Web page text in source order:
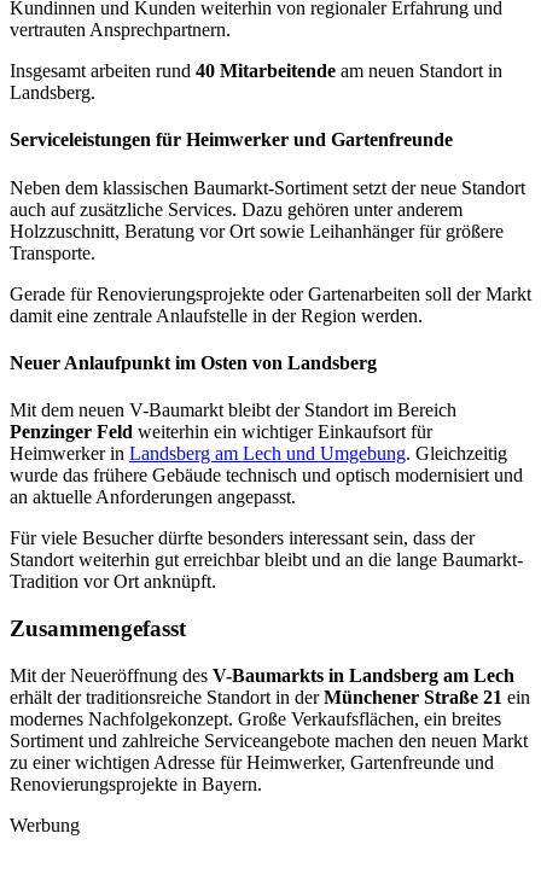
Kundinnen und Kunden weiterhin von regionaler Erfahrung und
vertrauten Ansprechpartnern.
Insgesamt arbeiten rund 40 Mitarbeitende am neuen Standort in
Landsberg.
Serviceleistungen für Heimwerker und Gartenfreunde
Neben dem klassischen Baumarkt-Sortiment setzt der neue Standort
auch auf zusätzliche Services. Dazu gehören unter anderem
Holzzuschnitt, Beratung vor Ort sowie Leihanhänger für größere
Transporte.
Gerade für Renovierungsprojekte oder Gartenarbeiten soll der Markt
damit eine zentrale Anlaufstelle in der Region werden.
Neuer Anlaufpunkt im Osten von Landsberg
Mit dem neuen V-Baumarkt bleibt der Standort im Bereich
Penzinger Feld weiterhin ein wichtiger Einkaufsort für
Heimwerker in Landsberg am Lech und Umgebung. Gleichzeitig
wurde das frühere Gebäude technisch und optisch modernisiert und
an aktuelle Anforderungen angepasst.
Für viele Besucher dürfte besonders interessant sein, dass der
Standort weiterhin gut erreichbar bleibt und an die lange Baumarkt-
Tradition vor Ort anknüpft.
Zusammengefasst
Mit der Neueröffnung des V-Baumarkts in Landsberg am Lech
erhält der traditionsreiche Standort in derMünchener Straße 21 ein
modernes Nachfolgekonzept. Große Verkaufsflächen, ein breites
Sortiment und zahlreiche Serviceangebote machen den neuen Markt
zu einer wichtigen Adresse für Heimwerker, Gartenfreunde und
Renovierungsprojekte in Bayern.
Werbung